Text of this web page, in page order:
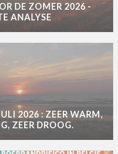
DE ZOMER 2026 -
ANALYSE
2026 : ZEER WARM,
ZEER DROOG.